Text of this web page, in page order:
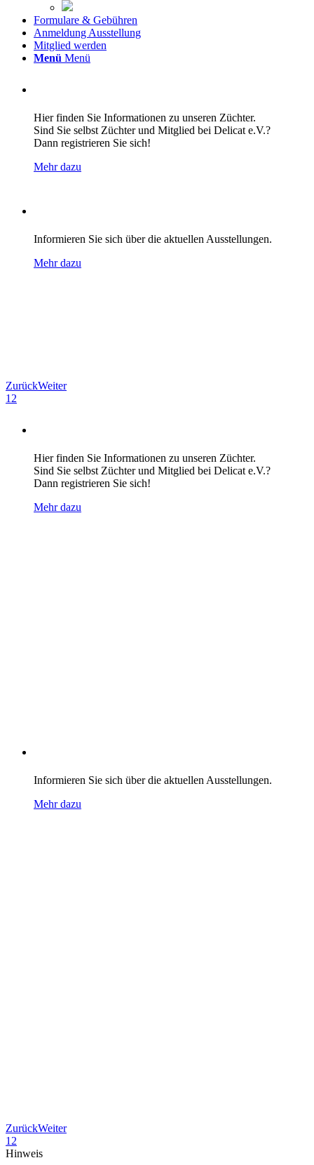
Formulare & Gebühren
Anmeldung Ausstellung
Mitglied werden
Menü Menü
Hier finden Sie Informationen zu unseren Züchter.
Sind Sie selbst Züchter und Mitglied bei Delicat e.V.?
Dann registrieren Sie sich!
Mehr dazu
Informieren Sie sich über die aktuellen Ausstellungen.
Mehr dazu
ZurückWeiter
12
Hier finden Sie Informationen zu unseren Züchter.
Sind Sie selbst Züchter und Mitglied bei Delicat e.V.?
Dann registrieren Sie sich!
Mehr dazu
Informieren Sie sich über die aktuellen Ausstellungen.
Mehr dazu
ZurückWeiter
1 2
Hinweis